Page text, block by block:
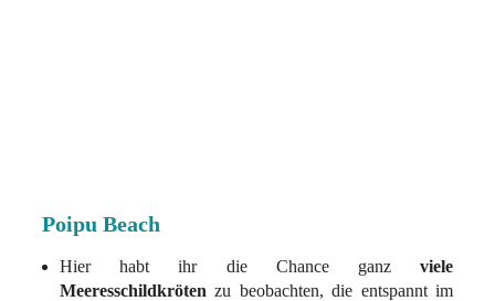
Poipu Beach
Hier habt ihr die Chance ganz viele
Meeresschildkröten zu beobachten, die entspannt im